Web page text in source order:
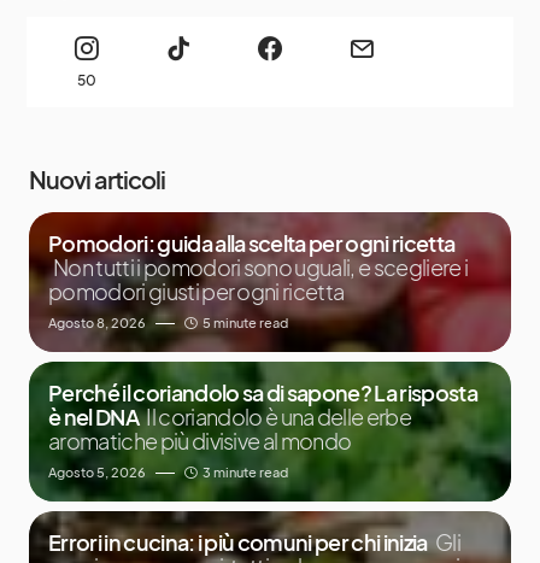
50
Nuovi articoli
Pomodori: guida alla scelta per ogni ricetta
Non tutti i pomodori sono uguali, e scegliere i
pomodori giusti per ogni ricetta
Agosto 8, 2026 5 minute read
Perché il coriandolo sa di sapone? La risposta
è nel DNA Il coriandolo è una delle erbe
aromatiche più divisive al mondo
Agosto 5, 2026 3 minute read
Errori in cucina: i più comuni per chi inizia Gli